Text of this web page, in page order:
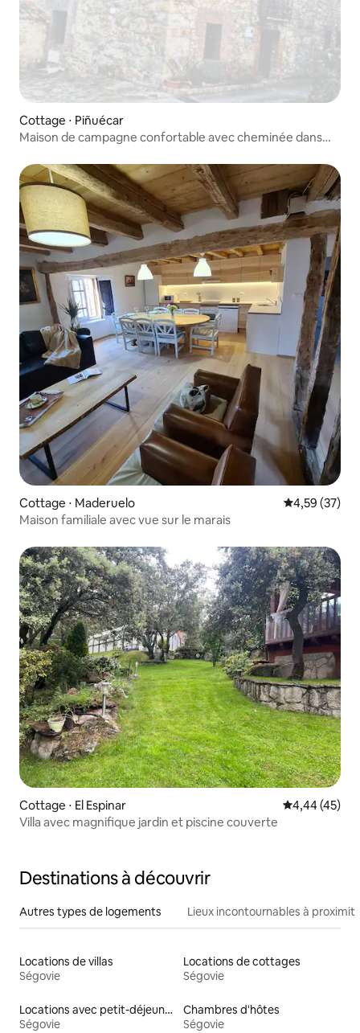
Cottage ⋅ Piñuécar
Maison de campagne confortable avec cheminée dans
Cottage ⋅ Maderuelo Évaluation
4,59 (37)
Maison familiale avec vue sur le marais
Cottage ⋅ El Espinar Évaluation
4,44 (45)
Villa avec magnifique jardin et piscine couverte
Destinations à découvrir
Autres types de logements Lieux incontournables à
Locations de villas
Ségovie
Locations de cottages
Ségovie
Locations avec petit-déjeuner
Ségovie
Chambres d'hôtes
Ségovie